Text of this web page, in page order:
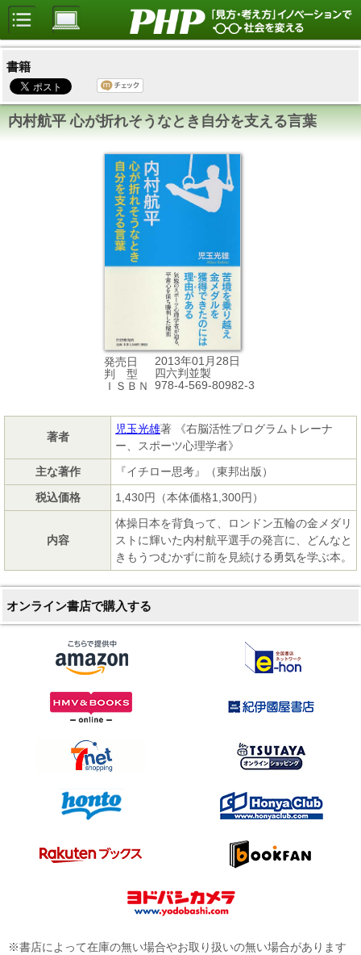
書籍
内村航平 心が折れそうなとき自分を支える言葉
発売日
2013年01月28日
判 型
四六判並製
ＩＳＢＮ
978-4-569-80982-3
著者
児玉光雄著 《右脳活性プログラムトレーナ
ー、スポーツ心理学者》
主な著作
『イチロー思考』（東邦出版）
税込価格
1,430円（本体価格1,300円）
内容
体操日本を背負って、ロンドン五輪の金メダリ
ストに輝いた内村航平選手の発言に、どんなと
きもうつむかずに前を見続ける勇気を学ぶ本。
オンライン書店で購入する
※書店によって在庫の無い場合やお取り扱いの無い場合があります